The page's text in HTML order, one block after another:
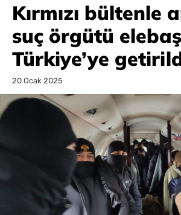
Kırmızı bültenle
suç örgütü elebaş
Türkiye’ye
20 Ocak 2025